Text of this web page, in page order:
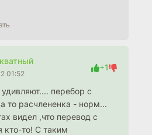
01:52
+1
перебор с
то расчлененка - норм...
видел ,что перевод с
кто-то! С таким